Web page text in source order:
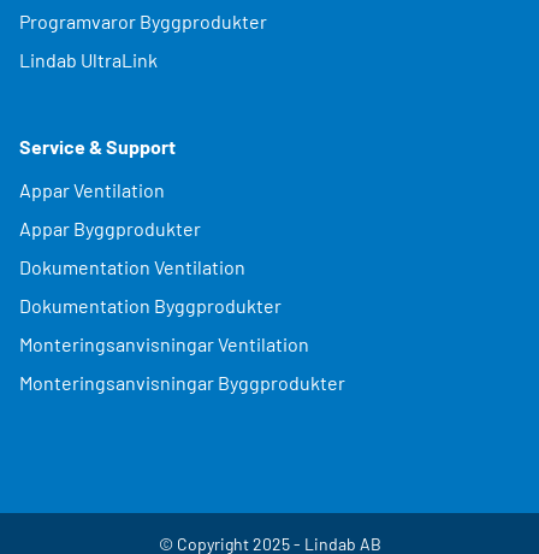
Programvaror Byggprodukter
Lindab UltraLink
Service & Support
Appar Ventilation
Appar Byggprodukter
Dokumentation Ventilation
Dokumentation Byggprodukter
Monteringsanvisningar Ventilation
Monteringsanvisningar Byggprodukter
© Copyright 2025 - Lindab AB